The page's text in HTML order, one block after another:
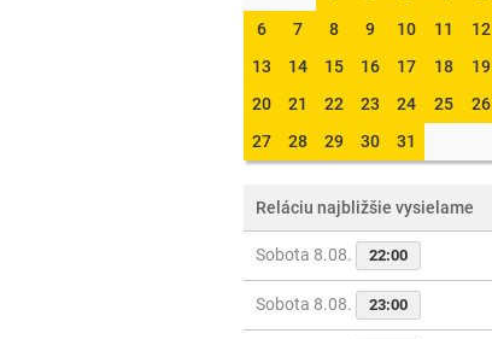
6
7 8 9 10 11
12
13
14 15 16 17 18
19
20
21 22 23 24 25
26
27
28 29 30 31
Reláciu najbližšie vysielame
Sobota 8.08. 22:00
Sobota 8.08. 23:00